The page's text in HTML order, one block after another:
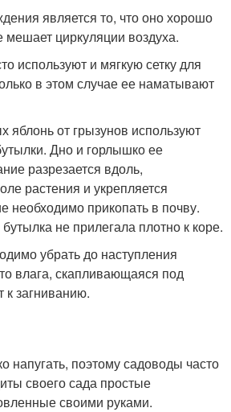
является то, что оно хорошо
мешает циркуляции воздуха.
используют и мягкую сетку для
в этом случае ее наматывают
от грызунов используют
Дно и горлышко ее
разрезается вдоль,
растения и укрепляется
необходимо прикопать в почву.
не прилегала плотно к коре.
убрать до наступления
влага, скапливающаяся под
к загниванию.
напугать, поэтому садоводы часто
своего сада простые
своими руками.